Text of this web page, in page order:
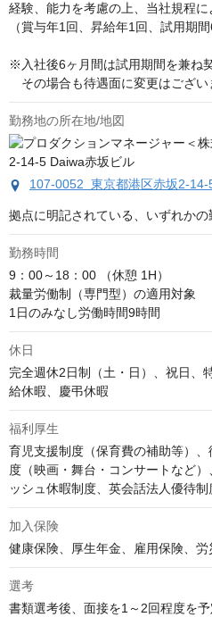
経験、能力を考慮の上、当社規程に
（賞与年1回、昇給年1回、試用期間
※入社後6ヶ月間は試用期間を兼ね
その場合も待遇面に変更はござい
勤務地の所在地/地図
107-0052 東京都港区赤坂2-14-
拠点に明記されている、いずれかの
勤務時間
9：00～18：00 （休憩 1H）
裁量労働制（専門型）の適用対象
1日のみなし労働時間9時間
休日
完全週休2日制（土・日）、祝日、
給休暇、慶弔休暇
福利厚生
育児支援制度（保育費の補助等）
度（映画・舞台・コンサートなど
ッシュ休暇制度、英会話法人優待制
加入保険
健康保険、厚生年金、雇用保険、労
選考
書類選考後、面接を1～2回程度を予